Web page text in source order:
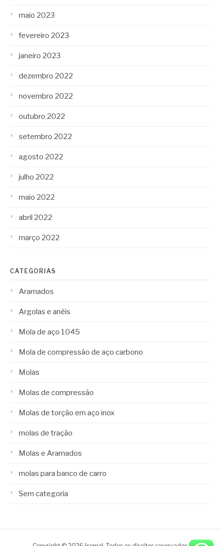
maio 2023
fevereiro 2023
janeiro 2023
dezembro 2022
novembro 2022
outubro 2022
setembro 2022
agosto 2022
julho 2022
maio 2022
abril 2022
março 2022
CATEGORIAS
Aramados
Argolas e anéis
Mola de aço 1045
Mola de compressão de aço carbono
Molas
Molas de compressão
Molas de torção em aço inox
molas de tração
Molas e Aramados
molas para banco de carro
Sem categoria